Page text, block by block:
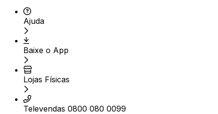
Ajuda
Baixe o App
Lojas Físicas
Televendas 0800 080 0099